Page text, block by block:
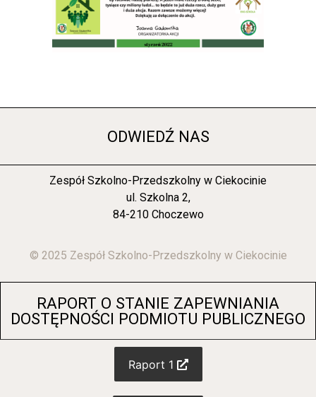
ODWIEDŹ NAS
Zespół Szkolno-Przedszkolny w Ciekocinie
ul. Szkolna 2,
84-210 Choczewo
© 2025 Zespół Szkolno-Przedszkolny w Ciekocinie
RAPORT O STANIE ZAPEWNIANIA
DOSTĘPNOŚCI PODMIOTU PUBLICZNEGO
Raport 1